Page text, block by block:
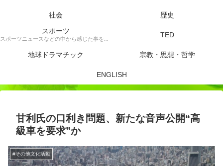
社会
歴史
スポーツ
スポーツニュースなどの中から感じた事を書きます。 TED
地球ドラマチック 宗教・思想・哲学
ENGLISH
甘利氏の口利き問題、新たな音声公開“高
級車を要求”か
#その他文化活動